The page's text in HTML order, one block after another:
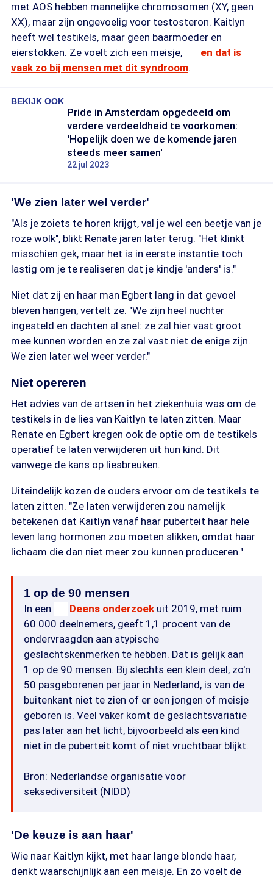
met AOS hebben mannelijke chromosomen (XY, geen
XX), maar zijn ongevoelig voor testosteron. Kaitlyn
heeft wel testikels, maar geen baarmoeder en
eierstokken. Ze voelt zich een meisje,
en dat is
vaak zo bij mensen met dit syndroom.
BEKIJK OOK
Pride in Amsterdam opgedeeld om
verdere verdeeldheid te voorkomen:
'Hopelijk doen we de komende jaren
steeds meer samen'
22 jul 2023
'We zien later wel verder'
"Als je zoiets te horen krijgt, val je wel een beetje van je
roze wolk", blikt Renate jaren later terug. "Het klinkt
misschien gek, maar het is in eerste instantie toch
lastig om je te realiseren dat je kindje 'anders' is."
Niet dat zij en haar man Egbert lang in dat gevoel
bleven hangen, vertelt ze. "We zijn heel nuchter
ingesteld en dachten al snel: ze zal hier vast groot
mee kunnen worden en ze zal vast niet de enige zijn.
We zien later wel weer verder."
Niet opereren
Het advies van de artsen in het ziekenhuis was om de
testikels in de lies van Kaitlyn te laten zitten. Maar
Renate en Egbert kregen ook de optie om de testikels
operatief te laten verwijderen uit hun kind. Dit
vanwege de kans op liesbreuken.
Uiteindelijk kozen de ouders ervoor om de testikels te
laten zitten. "Ze laten verwijderen zou namelijk
betekenen dat Kaitlyn vanaf haar puberteit haar hele
leven lang hormonen zou moeten slikken, omdat haar
lichaam die dan niet meer zou kunnen produceren."
1 op de 90 mensen
In een Deens onderzoek uit 2019, met ruim
60.000 deelnemers, geeft 1,1 procent van de
ondervraagden aan atypische
geslachtskenmerken te hebben. Dat is gelijk aan
1 op de 90 mensen. Bij slechts een klein deel, zo'n
50 pasgeborenen per jaar in Nederland, is van de
buitenkant niet te zien of er een jongen of meisje
geboren is. Veel vaker komt de geslachtsvariatie
pas later aan het licht, bijvoorbeeld als een kind
niet in de puberteit komt of niet vruchtbaar blijkt.
Bron: Nederlandse organisatie voor
seksediversiteit (NIDD)
'De keuze is aan haar'
Wie naar Kaitlyn kijkt, met haar lange blonde haar,
denkt waarschijnlijk aan een meisje. En zo voelt de